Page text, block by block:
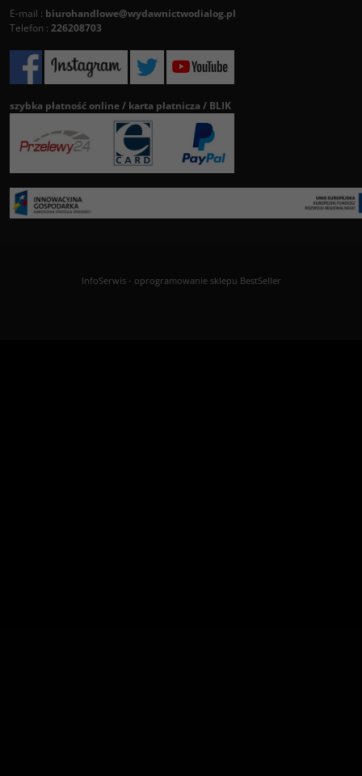
E-mail : biurohandlowe@wydawnictwodialog.pl
Telefon : 226208703
szybka płatność online / karta płatnicza / BLIK
InfoSerwis- oprogramowanie sklepu BestSeller